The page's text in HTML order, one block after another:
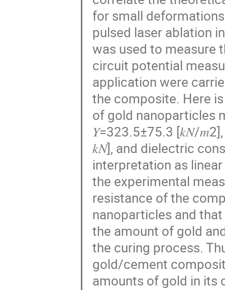
for small
pulsed laser ablation
was used to measure
circuit potential
application were
the composite. Here
of gold nanoparticles
𝑌=323.5±75.3 [𝑘𝑁/
𝑘𝑁], and dielectric
interpretation as linear
the experimental
resistance of the
nanoparticles and
the amount of gold
the curing process.
gold/cement
amounts of gold in its